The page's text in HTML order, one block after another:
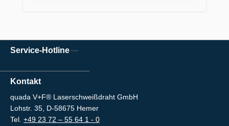
Service-Hotline
Kontakt
quada V+F® Laserschweißdraht GmbH
Lohstr. 35, D-58675 Hemer
Tel. +49 23 72 – 55 64 1 - 0